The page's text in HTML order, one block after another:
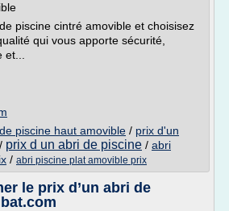
piscine cintré amovible et choisisez
qui vous apporte sécurité,
piscine haut amovible / prix d'un
/ prix d un abri de piscine / abri
/ abri piscine plat amovible prix
le prix d’un abri de